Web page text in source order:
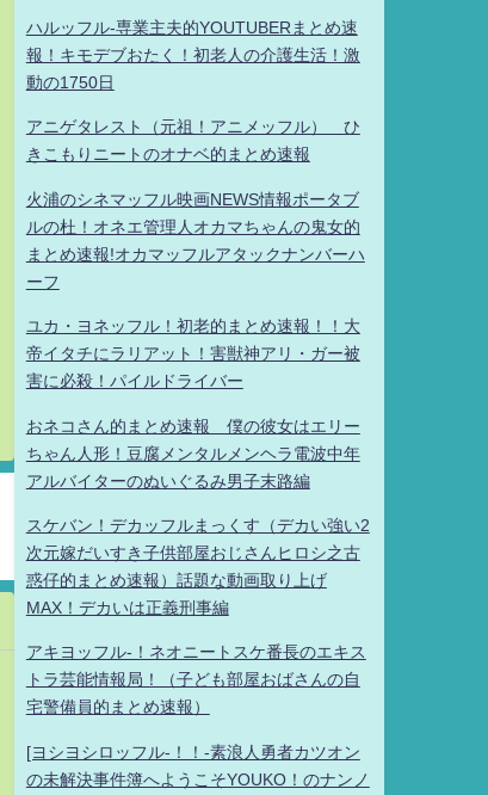
ハルッフル-専業主夫的YOUTUBERまとめ速
報！キモデブおたく！初老人の介護生活！激
動の1750日
アニゲタレスト（元祖！アニメッフル） ひ
きこもりニートのオナベ的まとめ速報
火浦のシネマッフル映画NEWS情報ポータブ
ルの杜！オネエ管理人オカマちゃんの鬼女的
まとめ速報!オカマッフルアタックナンバーハ
ーフ
ユカ・ヨネッフル！初老的まとめ速報！！大
帝イタチにラリアット！害獣神アリ・ガー被
害に必殺！パイルドライバー
おネコさん的まとめ速報 僕の彼女はエリー
ちゃん人形！豆腐メンタルメンヘラ電波中年
アルバイターのぬいぐるみ男子末路編
スケバン！デカッフルまっくす（デカい強い2
次元嫁だいすき子供部屋おじさんヒロシ之古
惑仔的まとめ速報）話題な動画取り上げ
MAX！デカいは正義刑事編
アキヨッフル-！ネオニートスケ番長のエキス
トラ芸能情報局！（子ども部屋おばさんの自
宅警備員的まとめ速報）
[ヨシヨシロッフル-！！-素浪人勇者カツオン
の未解決事件簿へようこそYOUKO！のナンノ